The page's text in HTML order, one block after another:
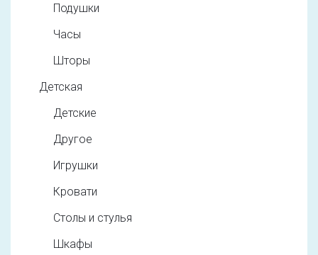
Подушки
Часы
Шторы
Детская
Детские
Другое
Игрушки
Кровати
Столы и стулья
Шкафы